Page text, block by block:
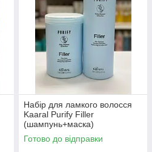
Набір для ламкого волосся
Kaaral Purify Filler
(шампунь+маска)
Готово до відправки